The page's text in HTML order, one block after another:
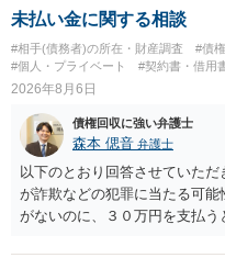
であるならば、相手方の身元
ずれにせよ、まずは速やかに
お勧めします。
未払い金に関する相談
#相手(債務者)の所在・財産調査 #債
#個人・プライベート
#契約書・借用
2026年8月6日
債権回収に強い弁護士
森本 偲音 弁護士
以下のとおり回答させていた
が詐欺などの犯罪に当たる可
がないのに、３０万円を支払
段が取れるのか ⇒契約に基づ